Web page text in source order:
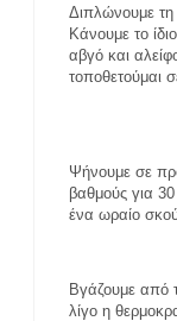
Διπλώνουμε τη
Κάνουμε το
αβγό και
τοποθετούμαι
Ψήνουμε σε
βαθμούς για
ένα ωραίο
Βγάζουμε από
λίγο η